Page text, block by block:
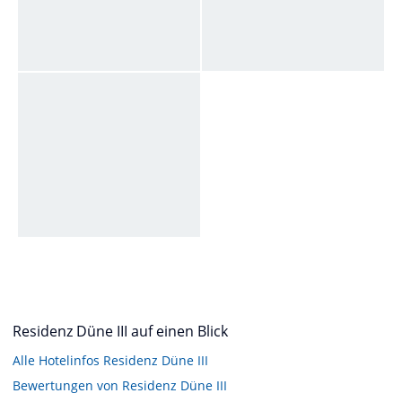
Residenz Düne III auf einen Blick
Alle Hotelinfos Residenz Düne III
Bewertungen von Residenz Düne III